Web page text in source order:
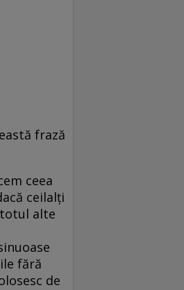
frază
ceea
ceilalţi
alte
fără
de